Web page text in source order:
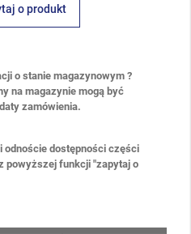
o produkt
o stanie magazynowym ?
na magazynie mogą być
zamówienia.
odnoście dostępności części
powyższej funkcji "zapytaj o